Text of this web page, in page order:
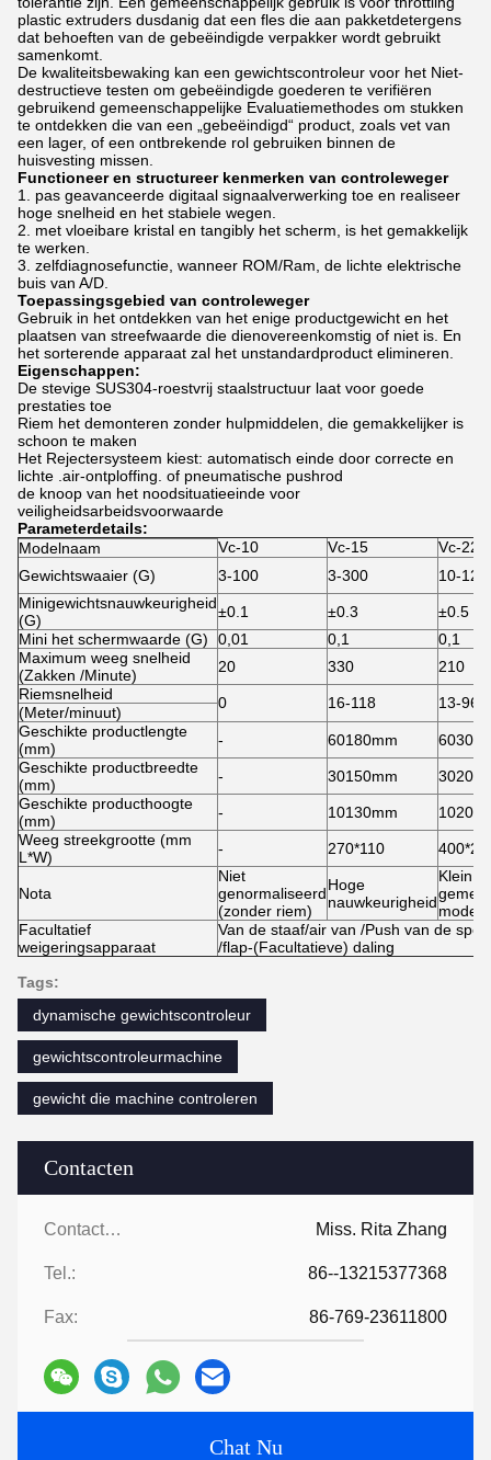
Contacten
Contacten: Miss. Rita Zhang
Tel.: 86--13215377368
Fax: 86-769-23611800
Chat Nu
plastic extruders dusdanig dat een fles die aan pakketdetergens
dat behoeften van de gebeëindigde verpakker wordt gebruikt
samenkomt.
De kwaliteitsbewaking kan een gewichtscontroleur voor het Niet-
destructieve testen om gebeëindigde goederen te verifiëren
gebruikend gemeenschappelijke Evaluatiemethodes om stukken
te ontdekken die van een „gebeëindigd“ product, zoals vet van
een lager, of een ontbrekende rol gebruiken binnen de
huisvesting missen.
Functioneer en structureer kenmerken van controleweger
1. pas geavanceerde digitaal signaalverwerking toe en realiseer
hoge snelheid en het stabiele wegen.
2. met vloeibare kristal en tangibly het scherm, is het gemakkelijk
te werken.
3. zelfdiagnosefunctie, wanneer ROM/Ram, de lichte elektrische
buis van A/D.
Toepassingsgebied van controleweger
Gebruik in het ontdekken van het enige productgewicht en het
plaatsen van streefwaarde die dienovereenkomstig of niet is. En
het sorterende apparaat zal het unstandardproduct elimineren.
Eigenschappen:
De stevige SUS304-roestvrij staalstructuur laat voor goede
prestaties toe
Riem het demonteren zonder hulpmiddelen, die gemakkelijker is
schoon te maken
Het Rejectersysteem kiest: automatisch einde door correcte en
lichte .air-ontploffing. of pneumatische pushrod
de knoop van het noodsituatieeinde voor
veiligheidsarbeidsvoorwaarde
Parameterdetails:
Vc-10
Vc-15 Vc-22
Modelnaam
Gewichtswaaier (G)
3-100 3-300
10-
Minigewichtsnauwkeurigheid
(G)
±0.1 ±0.3
±0.5
Mini het schermwaarde (G)
0,01 0,1
0,1
Maximum weeg snelheid
(Zakken /Minute)
20 330
210
Riemsnelheid
0 16-118 13-96
(Meter/minuut)
Geschikte productlengte
(mm)
- 60180mm
Geschikte productbreedte
(mm)
- 30150mm
Geschikte producthoogte
(mm)
- 10130mm
Weeg streekgrootte (mm
L*W)
- 270*110
Nota
Niet
genormaliseerd
(zonder riem)
Hoge
nauwkeurigheid
Klein
model
Facultatief
weigeringsapparaat
Van de staaf/air van /Push van de
/flap-(Facultatieve) daling
Tags:
dynamische gewichtscontroleur
gewichtscontroleurmachine
gewicht die machine controleren